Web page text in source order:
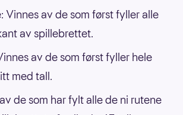
Vinnes av de som først fyller alle
av spillebrettet.
av de som først fyller hele
med tall.
de som har fylt alle de ni rutene